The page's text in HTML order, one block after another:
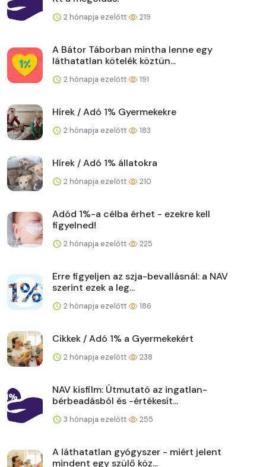
2 hónapja ezelőtt 219
A Bátor Táborban mintha lenne egy
láthatatlan kötelék köztün...
2 hónapja ezelőtt 191
Hírek / Adó 1% Gyermekekre
2 hónapja ezelőtt 183
Hírek / Adó 1% állatokra
2 hónapja ezelőtt 210
Adód 1%-a célba érhet - ezekre kell
figyelned!
2 hónapja ezelőtt 225
Erre figyeljen az szja-bevallásnál: a NAV
szerint ezek a leg...
2 hónapja ezelőtt 186
Cikkek / Adó 1% a Gyermekekért
2 hónapja ezelőtt 238
NAV kisfilm: Útmutató az ingatlan-
bérbeadásból és -értékesít...
3 hónapja ezelőtt 255
A láthatatlan gyógyszer - miért jelent
mindent egy szülő köz...